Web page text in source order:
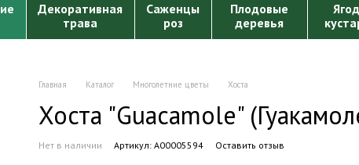
Декоративная
трава
Саженцы
роз
Плодовые
деревья
Главная Каталог Многолетние цветы Хоста
Хоста "Guacamole"
Нет в наличии Артикул: А00005594 Оставить отзыв